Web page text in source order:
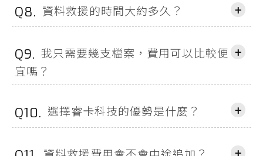
Q8. 資料救援的時間大約多久？ +
Q9. 我只需要幾支檔案，費用可以比較便
宜嗎？
+
Q10. 選擇睿卡科技的優勢是什麼？ +